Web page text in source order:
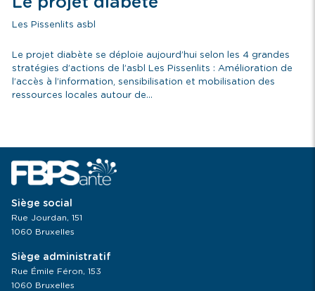
Les Pissenlits asbl
Le projet diabète se déploie aujourd’hui selon les 4 grandes
stratégies d’actions de l’asbl Les Pissenlits : Amélioration de
l’accès à l’information, sensibilisation et mobilisation des
ressources locales autour de...
Siège social
Rue Jourdan, 151
1060 Bruxelles
Siège administratif
Rue Émile Féron, 153
1060 Bruxelles